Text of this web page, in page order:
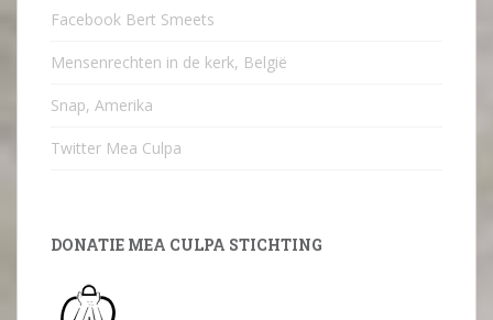
Facebook Bert Smeets
Mensenrechten in de kerk, België
Snap, Amerika
Twitter Mea Culpa
DONATIE MEA CULPA STICHTING